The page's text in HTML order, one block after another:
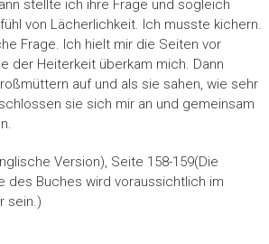
stellte ich ihre Frage und sogleich
von Lächerlichkeit. Ich musste kichern.
Frage. Ich hielt mir die Seiten vor
der Heiterkeit überkam mich. Dann
auf und als sie sahen, wie sehr
sie sich mir an und gemeinsam
Version), Seite 158-159(Die
des Buches wird voraussichtlich im
sein.)